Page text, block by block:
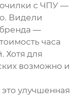
с ЧПУ —
Видели
бренда —
часа
Хотя для
возможно и
улучшенная